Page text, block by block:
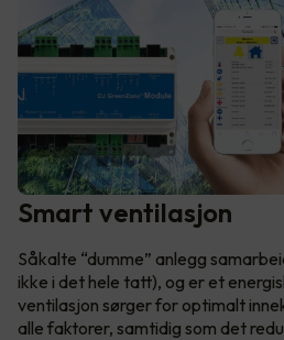
Smart ventilasjon
Såkalte “dumme” anlegg
ikke i det hele tatt), og er et
ventilasjon sørger for optimalt
alle faktorer, samtidig som det